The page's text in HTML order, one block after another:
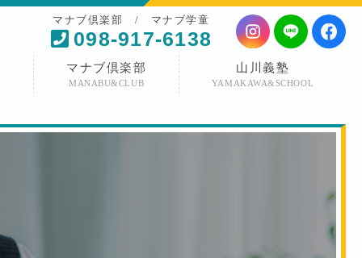
マナブ倶楽部 / マナブ学童
098-917-6138
マナブ倶楽部
MANABU&CLUB
山川義塾
YAMAKAWA&SCHOOL